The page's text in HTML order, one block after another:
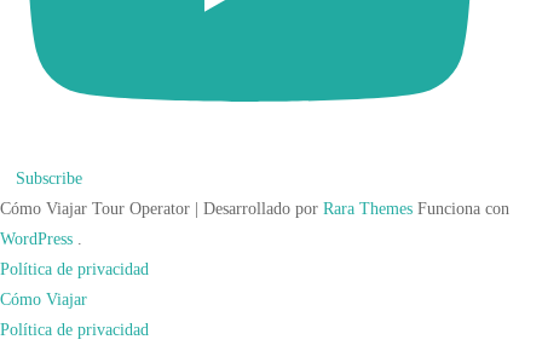
Subscribe
Cómo Viajar Tour Operator | Desarrollado por Rara Themes Funciona con
WordPress
Política de privacidad
Cómo Viajar
Política de privacidad